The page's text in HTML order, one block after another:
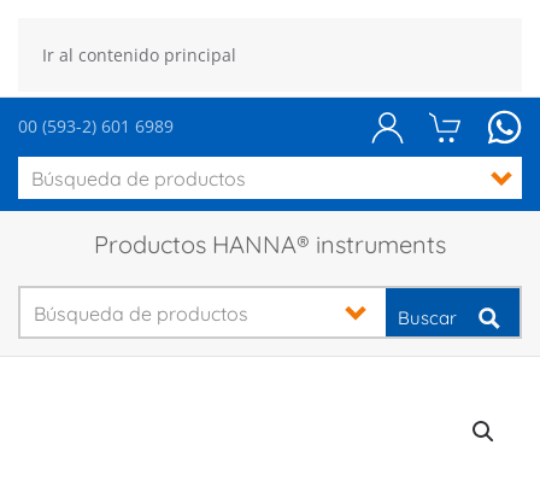
Ir al contenido principal
00 (593-2) 601 6989
Productos HANNA® instruments
Buscar